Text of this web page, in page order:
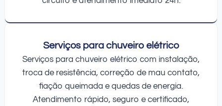
Serviços para chuveiro elétrico
Serviços para chuveiro elétrico com instalação,
troca de resistência, correção de mau contato,
fiação queimada e quedas de energia.
Atendimento rápido, seguro e certificado,